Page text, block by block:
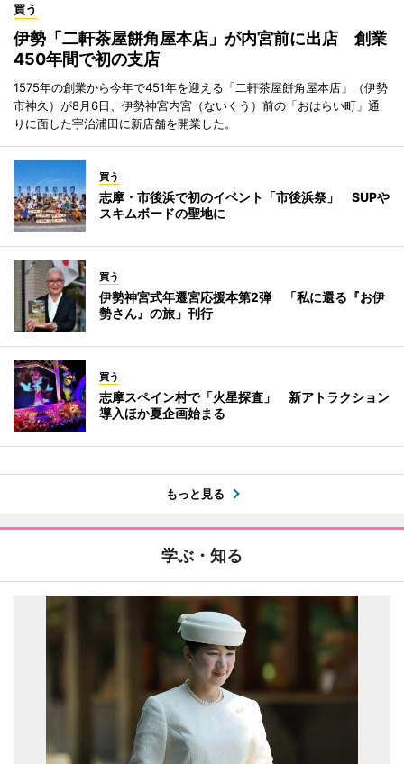
買う
伊勢「二軒茶屋餅角屋本店」が内宮前に出店 創業
450年間で初の支店
1575年の創業から今年で451年を迎える「二軒茶屋餅角屋本店」（伊勢
市神久）が8月6日、伊勢神宮内宮（ないくう）前の「おはらい町」通
りに面した宇治浦田に新店舗を開業した。
買う
志摩・市後浜で初のイベント「市後浜祭」 SUPや
スキムボードの聖地に
買う
伊勢神宮式年遷宮応援本第2弾 「私に還る『お伊
勢さん』の旅」刊行
買う
志摩スペイン村で「火星探査」 新アトラクション
導入ほか夏企画始まる
もっと見る
学ぶ・知る